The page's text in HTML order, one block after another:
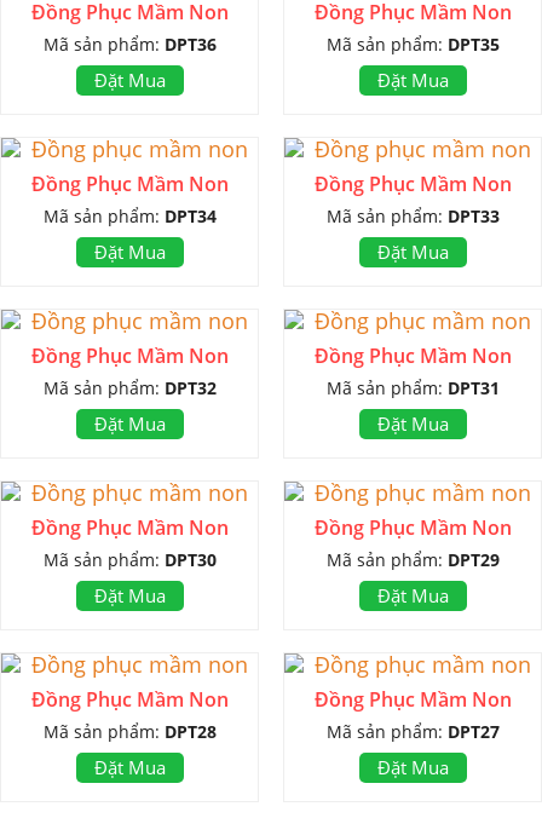
Đồng Phục Mầm Non
Mã sản phẩm: DPT36
Đặt Mua
Đồng Phục Mầm Non
Mã sản phẩm: DPT35
Đặt Mua
Đồng Phục Mầm Non
Mã sản phẩm: DPT34
Đặt Mua
Đồng Phục Mầm Non
Mã sản phẩm: DPT33
Đặt Mua
Đồng Phục Mầm Non
Mã sản phẩm: DPT32
Đặt Mua
Đồng Phục Mầm Non
Mã sản phẩm: DPT31
Đặt Mua
Đồng Phục Mầm Non
Mã sản phẩm: DPT30
Đặt Mua
Đồng Phục Mầm Non
Mã sản phẩm: DPT29
Đặt Mua
Đồng Phục Mầm Non
Mã sản phẩm: DPT28
Đặt Mua
Đồng Phục Mầm Non
Mã sản phẩm: DPT27
Đặt Mua